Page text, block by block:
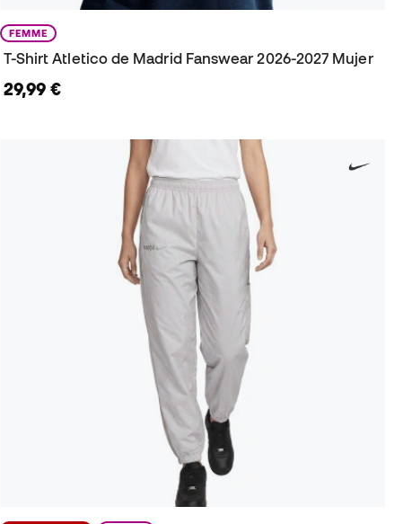
FEMME
T-Shirt Atletico de Madrid Fanswear 2026-2027 Mujer
29,99 €